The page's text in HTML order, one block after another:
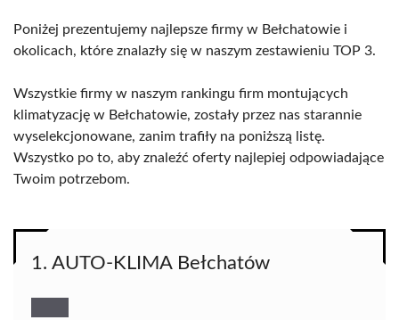
Poniżej prezentujemy najlepsze firmy w Bełchatowie i
okolicach, które znalazły się w naszym zestawieniu TOP 3.
Wszystkie firmy w naszym rankingu firm montujących
klimatyzację w Bełchatowie, zostały przez nas starannie
wyselekcjonowane, zanim trafiły na poniższą listę.
Wszystko po to, aby znaleźć oferty najlepiej odpowiadające
Twoim potrzebom.
1. AUTO-KLIMA Bełchatów